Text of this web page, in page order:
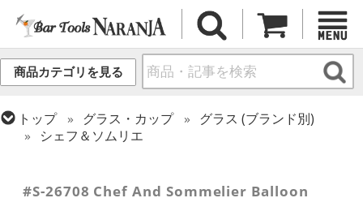
商品カテゴリを見る
トップ グラス・カップ
グラス (ブランド別)
シェフ＆ソムリエ
ワイングラス
カクテルグラス (全サイズ)
#S-26708 Chef And Sommelier Balloon